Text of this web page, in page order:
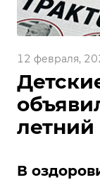
12 февраля,
В